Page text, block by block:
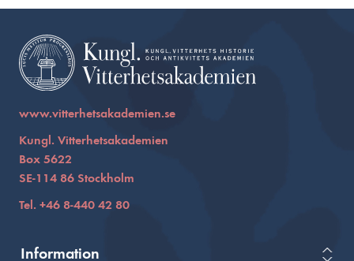
www.vitterhetsakademien.se
Kungl. Vitterhetsakademien
Box 5622
SE-114 86 Stockholm
Tel. +46 8-440 42 80
Information